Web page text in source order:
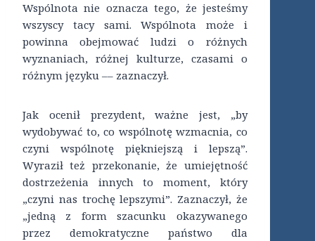
Wspólnota nie oznacza tego, że jesteśmy
wszyscy tacy sami. Wspólnota może i
powinna obejmować ludzi o różnych
wyznaniach, różnej kulturze, czasami o
różnym języku –– zaznaczył.
Jak ocenił prezydent, ważne jest, „by
wydobywać to, co wspólnotę wzmacnia, co
czyni wspólnotę piękniejszą i lepszą”.
Wyraził też przekonanie, że umiejętność
dostrzeżenia innych to moment, który
„czyni nas trochę lepszymi”. Zaznaczył, że
„jedną z form szacunku okazywanego
przez demokratyczne państwo dla